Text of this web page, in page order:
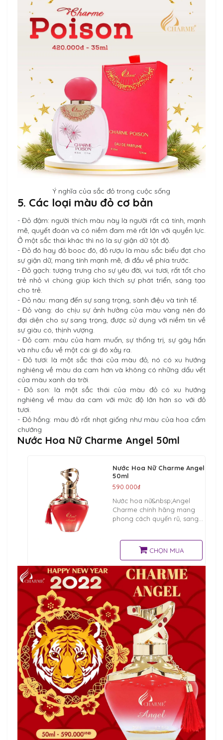
Ý nghĩa của sắc đỏ trong cuộc sống
5. Các loại màu đỏ cơ bản
- Đỏ đậm: người thích màu này là người rất cá tính, mạnh
mẽ, quyết đoán và có niềm đam mê rất lớn với quyền lực.
Ở một sắc thái khác thì nó là sự giận dữ tột độ.
- Đỏ đô hay đỏ booc đô, đỏ rượu là màu sắc biểu đạt cho
sự giận dữ, mang tính mạnh mẽ, đi đầu về phía trước.
- Đỏ gạch: tượng trưng cho sự yêu đời, vui tươi, rất tốt cho
trẻ nhỏ vì chúng giúp kích thích sự phát triển, sáng tạo
cho trẻ.
- Đỏ nâu: mang đến sự sang trọng, sành điệu và tinh tế.
- Đỏ vàng: do chịu sự ảnh hưởng của màu vàng nên đó
đại diện cho sự sang trọng, được sử dụng với niềm tin về
sự giàu có, thịnh vượng.
- Đỏ cam: màu của ham muốn, sự thống trị, sự gây hấn
và nhu cầu về một cái gì đó xảy ra.
- Đỏ tươi: là một sắc thái của màu đỏ, nó có xu hướng
nghiêng về màu da cam hơn và không có những dấu vết
của màu xanh da trời.
- Đỏ son: là một sắc thái của màu đỏ có xu hướng
nghiêng về màu da cam với mức độ lớn hơn so với đỏ
tươi.
- Đỏ hồng: màu đỏ rất nhạt giống như màu của hoa cẩm
chướng
Nước Hoa Nữ Charme Angel 50ml
Nước Hoa Nữ Charme Angel
50ml
590.000₫
Nước hoa nữ&nbsp;Angel
Charme chính hãng mang
phong cách quyến rũ, sang
bạn nữ&nbsp;yêu thích, sử
dụng khi hẹn hò, dạ tiệc. . .
CHỌN MUA